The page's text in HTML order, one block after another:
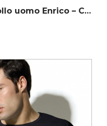
T-shirt girocollo uomo Enrico – Coveri ET1100 MX